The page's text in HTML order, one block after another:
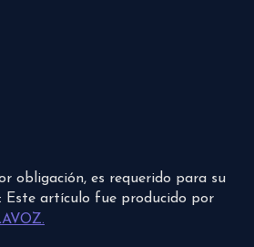
obligación, es requerido para su
Este artículo fue producido por